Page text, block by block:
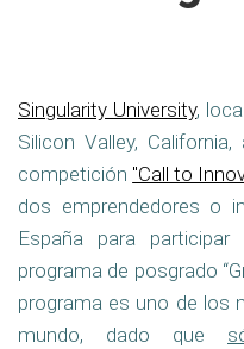
Singularity University,
Silicon Valley,
competición "Call to
dos emprendedores o
España para
programa de posgrado
programa es uno de los
mundo, dado que